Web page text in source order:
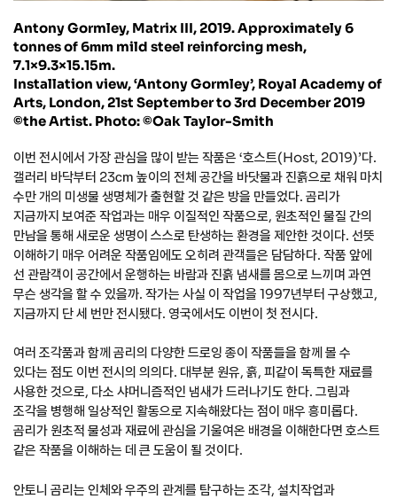
Antony Gormley, Matrix III, 2019. Approximately 6
tonnes of 6㎜ mild steel reinforcing mesh,
7.1×9.3×15.15m.
Installation view, ‘Antony Gormley’, Royal Academy of
Arts, London, 21st September to 3rd December 2019
©the Artist. Photo: ©Oak Taylor-Smith
이번 전시에서 가장 관심을 많이 받는 작품은 ‘호스트(Host, 2019)’다.
갤러리 바닥부터 23㎝ 높이의 전체 공간을 바닷물과 진흙으로 채워 마치
수만 개의 미생물 생명체가 출현할 것 같은 방을 만들었다. 곰리가
지금까지 보여준 작업과는 매우 이질적인 작품으로, 원초적인 물질 간의
만남을 통해 새로운 생명이 스스로 탄생하는 환경을 제안한 것이다. 선뜻
이해하기 매우 어려운 작품임에도 오히려 관객들은 담담하다. 작품 앞에
선 관람객이 공간에서 운행하는 바람과 진흙 냄새를 몸으로 느끼며 과연
무슨 생각을 할 수 있을까. 작가는 사실 이 작업을 1997년부터 구상했고,
지금까지 단 세 번만 전시됐다. 영국에서도 이번이 첫 전시다.
여러 조각품과 함께 곰리의 다양한 드로잉 종이 작품들을 함께 볼 수
있다는 점도 이번 전시의 의의다. 대부분 원유, 흙, 피같이 독특한 재료를
사용한 것으로, 다소 샤머니즘적인 냄새가 드러나기도 한다. 그림과
조각을 병행해 일상적인 활동으로 지속해왔다는 점이 매우 흥미롭다.
곰리가 원초적 물성과 재료에 관심을 기울여온 배경을 이해한다면 호스트
같은 작품을 이해하는 데 큰 도움이 될 것이다.
안토니 곰리는 인체와 우주의 관계를 탐구하는 조각, 설치작업과